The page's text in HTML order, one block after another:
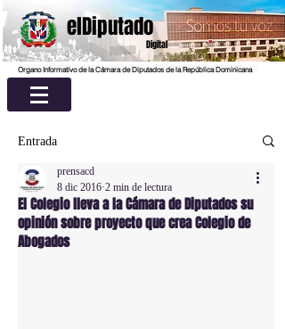
elDiputado
Digital
Organo Informativo de la Cámara de Diputados de la República Dominicana
Entrada
El Colegio lleva a la Cámara de Diputados su
opinión sobre proyecto que crea Colegio de
Abogados
prensacd
8 dic 2016 2 min de lectura